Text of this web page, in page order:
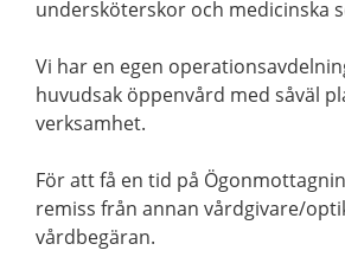
undersköterskor och medicinska
Vi har en egen
huvudsak öppenvård med såväl
verksamhet.
För att få en tid på
remiss från annan vårdgivare/
vårdbegäran.